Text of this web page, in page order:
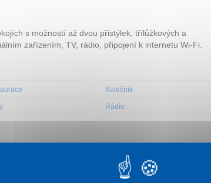
s možností až dvou přistýlek, třílůžkových a
zařízením, TV, rádio, připojení k internetu Wi-Fi.
Kulečník
Rádio
menu. Možnost dokoupení večeře.